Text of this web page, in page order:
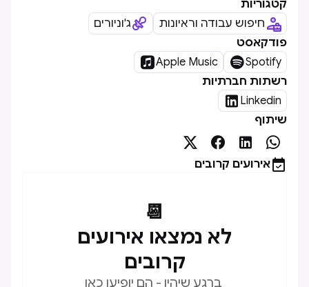
קטגוריות
חיפוש עבודה וראיונות
ג'וניורים
פודקאסט
Spotify
Apple Music
רשתות חברתיות
 Linkedin
שיתוף




אירועים קרובים
📆
לא נמצאו אירועים
קרובים
ברגע שיהיו - הם יופיעו כאן